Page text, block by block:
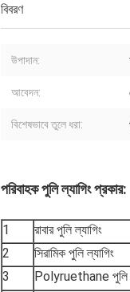
বিবরণ
উপাদান:
আবেদন:
বিশেষভাবে তুলে ধরা:
পরিবাহক পুলি ল্যাগিং প্রকার:
1
রাবার পুলি ল্যাগিং
2
সিরামিক পুলি ল্যাগিং
3
Polyruethane পুলি